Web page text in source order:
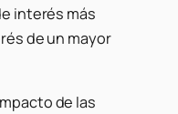
interés más
de un mayor
de las